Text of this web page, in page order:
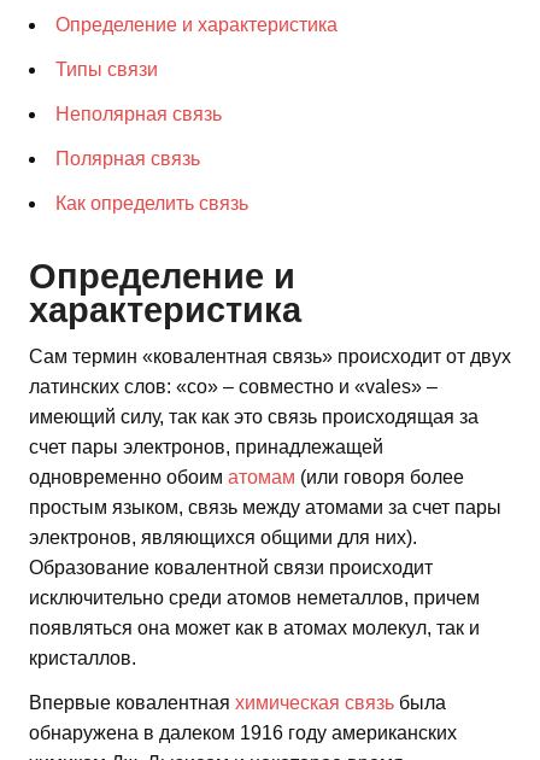
Определение и характеристика
Типы связи
Неполярная связь
Полярная связь
Как определить связь
Определение и
характеристика
Сам термин «ковалентная связь» происходит от двух
латинских слов: «со» – совместно и «vales» –
имеющий силу, так как это связь происходящая за
счет пары электронов, принадлежащей
одновременно обоим атомам (или говоря более
простым языком, связь между атомами за счет пары
электронов, являющихся общими для них).
Образование ковалентной связи происходит
исключительно среди атомов неметаллов, причем
появляться она может как в атомах молекул, так и
кристаллов.
Впервые ковалентная химическая связь была
обнаружена в далеком 1916 году американских